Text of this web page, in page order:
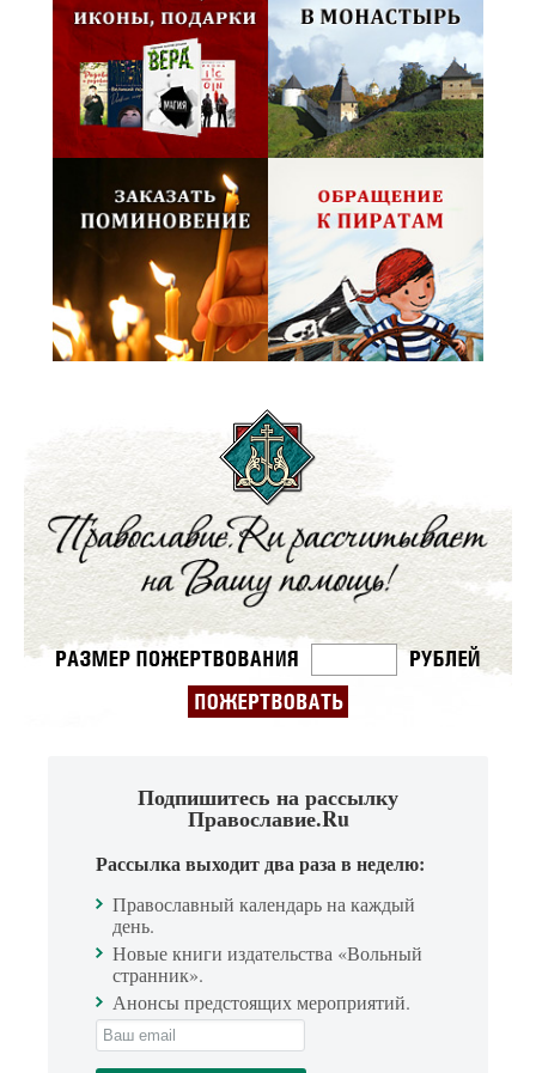
Подпишитесь на рассылку
Православие.Ru
Рассылка выходит два раза в неделю:
Православный календарь на каждый
день.
Новые книги издательства «Вольный
странник».
Анонсы предстоящих мероприятий.